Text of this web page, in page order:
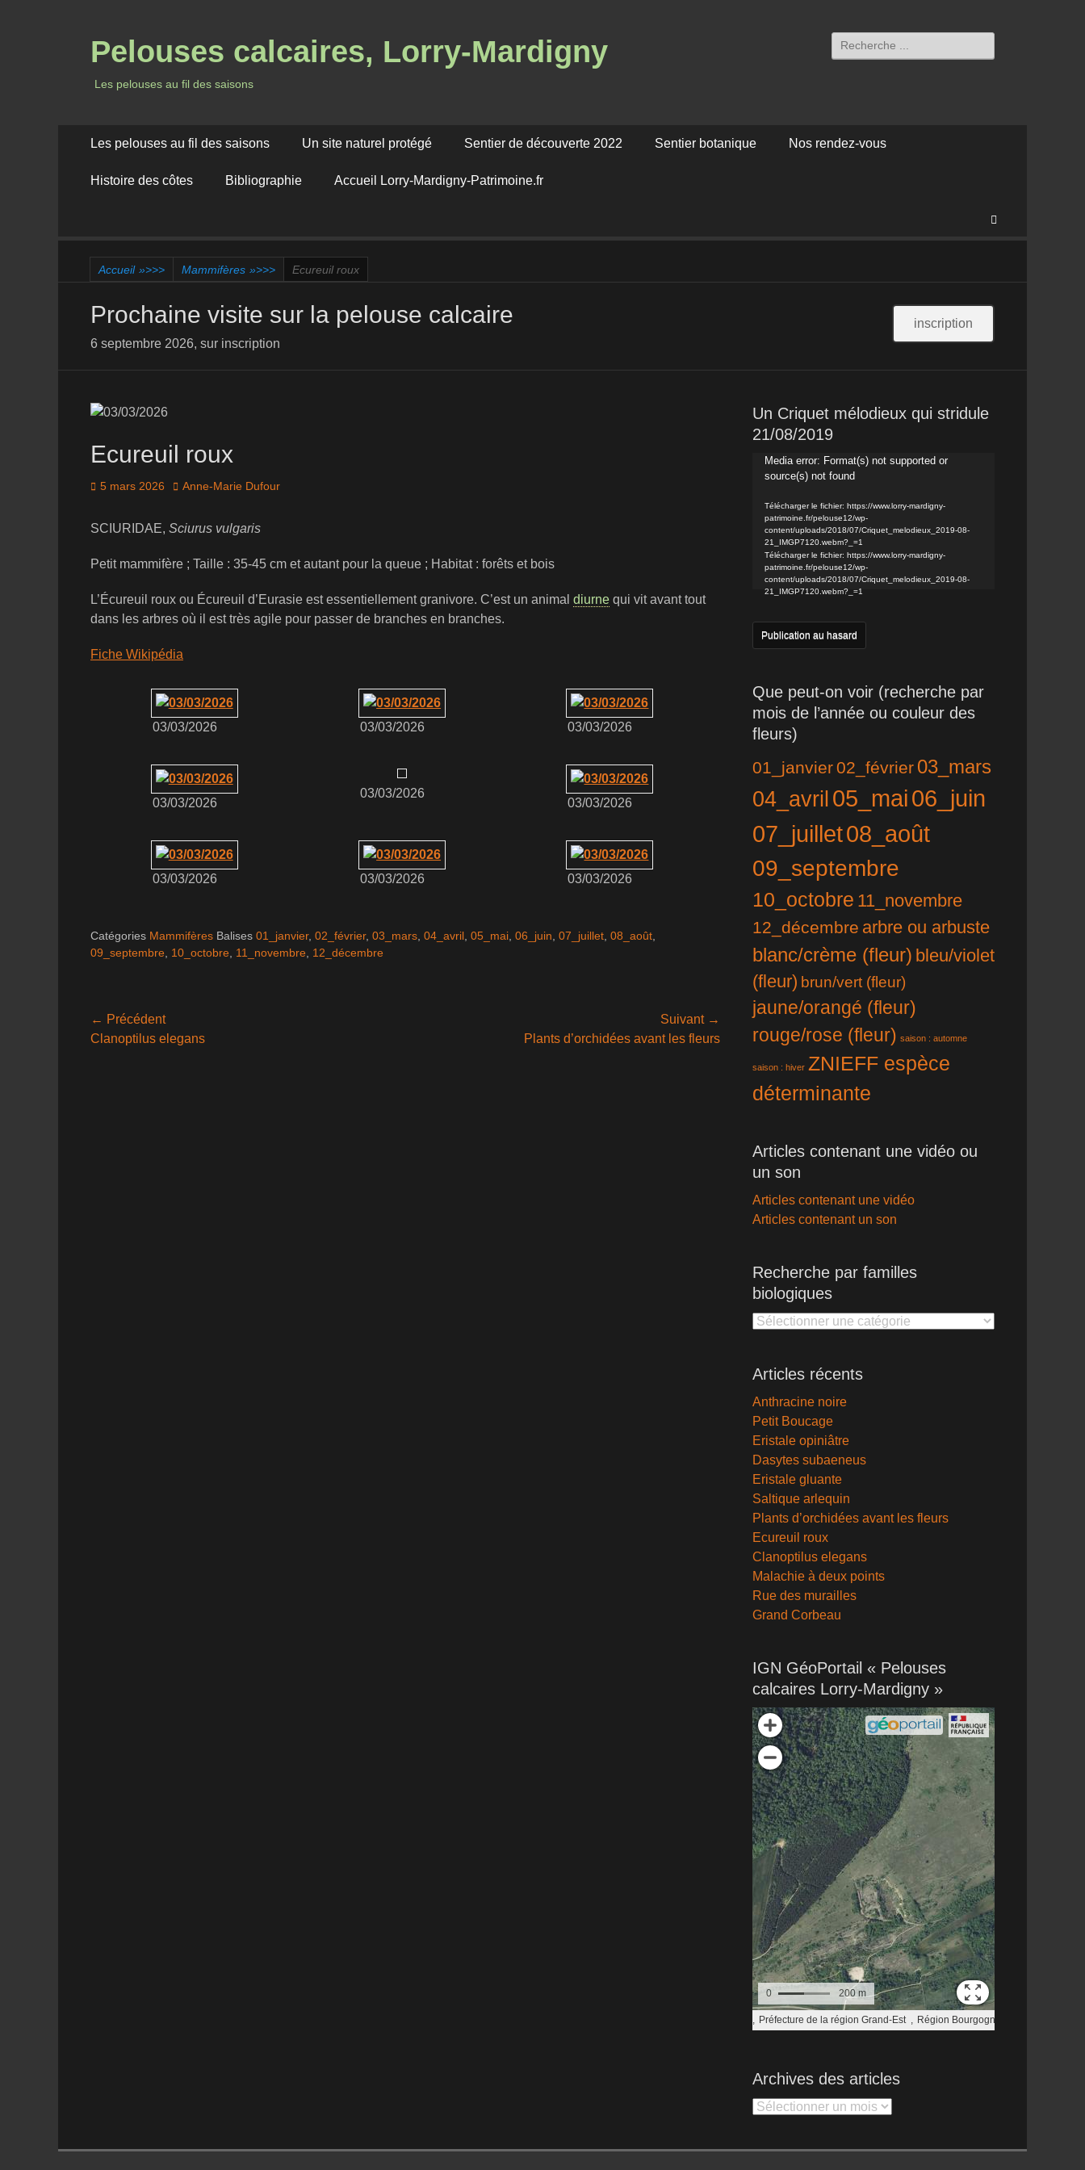
Pelouses calcaires, Lorry-Mardigny
Les pelouses au fil des saisons
Rechercher :
Menu
contenu
Les pelouses au fil des saisons Un site naturel protégé Sentier de découverte 2022 Sentier botanique Nos rendez-vous
Histoire des côtes Bibliographie Accueil Lorry-Mardigny-Patrimoine.fr
Accueil »>>> Mammifères »>>> Ecureuil roux
Prochaine visite sur la pelouse calcaire
6 septembre 2026, sur inscription
inscription
Ecureuil roux
Posted
5 mars 2026 Author
Anne-Marie Dufour
SCIURIDAE, Sciurus vulgaris
Petit mammifère ; Taille : 35-45 cm et autant pour la queue ; Habitat : forêts et bois
L’Écureuil roux ou Écureuil d’Eurasie est essentiellement granivore. C’est un animal diurne qui vit avant tout
dans les arbres où il est très agile pour passer de branches en branches.
Fiche Wikipédia
03/03/2026 03/03/2026 03/03/2026
03/03/2026
03/03/2026
03/03/2026
03/03/2026 03/03/2026 03/03/2026
Catégories Mammifères Balises 01_janvier, 02_février, 03_mars 04_avril 05_mai 06_juin 07_juillet 08_août
09_septembre 10_octobre 11_novembre 12_décembre
Navigation
← Précédent
Article
Clanoptilus elegans
Suivant →
Plants d’orchidées avant les fleurs
Un Criquet mélodieux qui stridule
21/08/2019
Lecteur
vidéo
Media error: Format(s) not supported or
source(s) not found
Télécharger le fichier: https://www.lorry-mardigny-
patrimoine.fr/pelouse12/wp-
content/uploads/2018/07/Criquet_melodieux_2019-08-
21_IMGP7120.webm?_=1
Télécharger le fichier: https://www.lorry-mardigny-
patrimoine.fr/pelouse12/wp-
content/uploads/2018/07/Criquet_melodieux_2019-08-
21_IMGP7120.webm?_=1
Publication au hasard
Que peut-on voir (recherche par
mois de l’année ou couleur des
fleurs)
01_janvier02_février 03_mars
04_avril 05_mai06_juin
07_juillet08_août
09_septembre
10_octobre 11_novembre
12_décembre arbre ou arbuste
blanc/crème (fleur) bleu/violet
(fleur) brun/vert (fleur)
jaune/orangé (fleur)
rouge/rose (fleur) saison : automne
saison : hiver ZNIEFF espèce
déterminante
Articles contenant une vidéo ou
un son
Articles contenant une vidéo
Articles contenant un son
Recherche par familles
biologiques
Recherche
biologiques
Articles récents
Anthracine noire
Petit Boucage
Eristale opiniâtre
Dasytes subaeneus
Eristale gluante
Saltique arlequin
Plants d’orchidées avant les fleurs
Ecureuil roux
Clanoptilus elegans
Malachie à deux points
Rue des murailles
Grand Corbeau
IGN GéoPortail « Pelouses
calcaires Lorry-Mardigny »
Archives des articles
Archives